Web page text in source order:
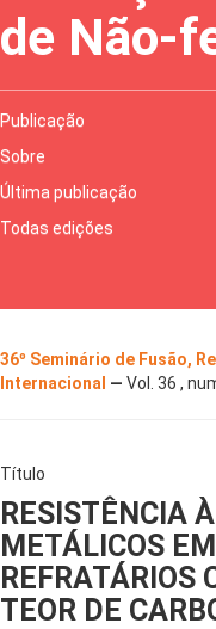
de Não-
Publicação
Sobre
Última publicação
Todas edições
36º Seminário de Fusão,
Internacional — Vol. 36 ,
Título
RESISTÊNCIA
METÁLICOS
REFRATÁRIOS
TEOR DE